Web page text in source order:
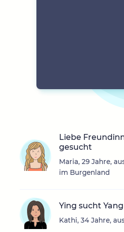
Liebe
gesucht
Maria, 29 Jahre,
im Burgenland
Ying sucht Yang
Kathi, 34 Jahre,